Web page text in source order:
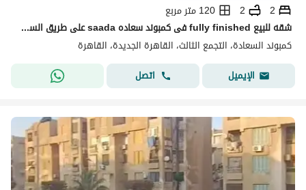
2
2
120 متر مربع
شقه للبيع fully finished فى كمبوند سعاده saada على طريق السويس ودقائق لشارع التسعين وبالقرب من auc والرحاب
كمبوند السعادة، التجمع الثالث، القاهرة الجديدة، القاهرة
الإيميل
اتصل